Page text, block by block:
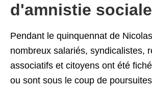
d'amnistie
Pendant le quinquennat de
nombreux salariés, syndicalistes,
associatifs et citoyens ont été
ou sont sous le coup de